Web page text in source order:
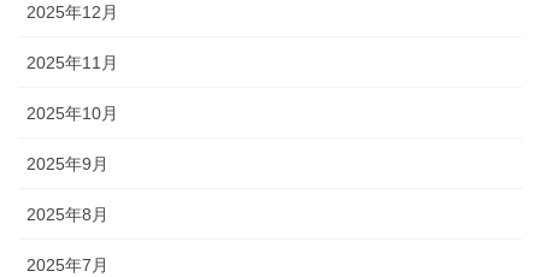
2025年12月
2025年11月
2025年10月
2025年9月
2025年8月
2025年7月